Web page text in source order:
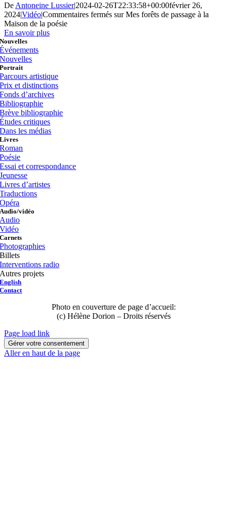
De Antoneine Lussier|2024-02-26T22:33:58+00:00février 26,
2024|Vidéo|Commentaires fermés sur Mes forêts de passage à la
Maison de la poésie
En savoir plus
Nouvelles
Événements
Nouvelles
Portrait
Parcours artistique
Prix et distinctions
Fonds d’archives
Bibliographie
Brève bibliographie
Études critiques
Dans les médias
Livres
Roman
Poésie
Essai et correspondance
Jeunesse
Livres d’artistes
Traductions
Opéra
Audio/vidéo
Audio
Vidéo
Carnets
Photographies
Billets
Interventions radio
Autres projets
English
Contact
Photo en couverture de page d’accueil:
(c) Hélène Dorion – Droits réservés
Page load link
Gérer votre consentement
Aller en haut de la page